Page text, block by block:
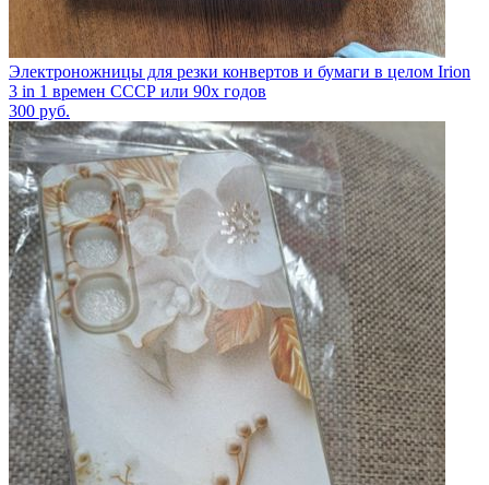
Электроножницы для резки конвертов и бумаги в целом Irion
3 in 1 времен СССР или 90х годов
300 руб.